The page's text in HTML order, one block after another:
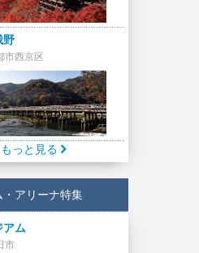
野
西京区
もっと見る
・アリーナ特集
アム
市